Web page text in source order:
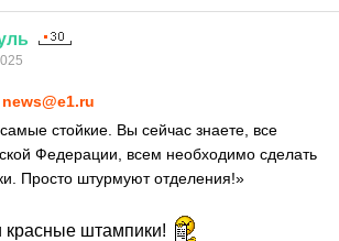
news@e1.ru
стойкие. Вы сейчас знаете, все
Федерации, всем необходимо сделать
Просто штурмуют отделения!»
красные штампики!